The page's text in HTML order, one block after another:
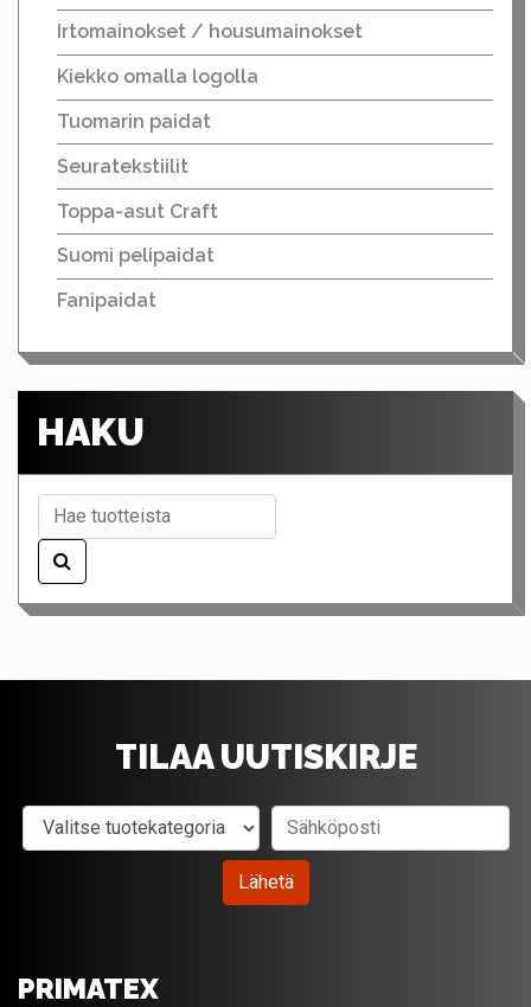
Irtomainokset / housumainokset
Kiekko omalla logolla
Tuomarin paidat
Seuratekstiilit
Toppa-asut Craft
Suomi pelipaidat
Fanipaidat
HAKU
TILAA UUTISKIRJE
Valitse tuotekategoria
Lähetä
PRIMATEX